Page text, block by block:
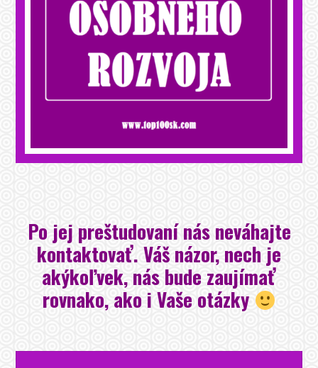
Po jej preštudovaní nás neváhajte
kontaktovať. Váš názor, nech je
akýkoľvek, nás bude zaujímať
rovnako, ako i Vaše otázky